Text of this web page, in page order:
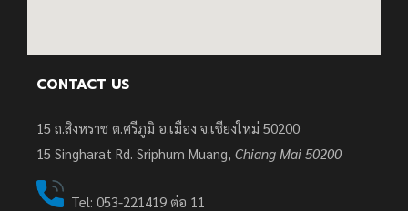
CONTACT US
15 ถ.สิงหราช ต.ศรีภูมิ อ.เมือง จ.เชียงใหม่ 50200
15 Singharat Rd. Sriphum Muang, Chiang Mai 50200
Tel: 053-221419 ต่อ 11